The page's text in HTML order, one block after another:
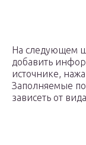
На следующем
добавить
источнике,
Заполняемые
зависеть от